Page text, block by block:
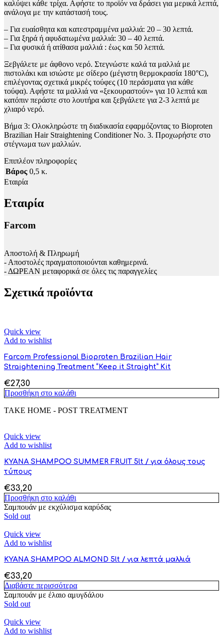
καλύψει κάθε τρίχα. Αφήστε το προϊόν να δράσει για μερικά λεπτά,
ανάλογα με την κατάστασή τους.
– Για ευαίσθητα και κατεστραμμένα μαλλιά: 20 – 30 λεπτά.
– Για ξηρά ή αφυδατωμένα μαλλιά: 30 – 40 λεπτά.
– Για φυσικά ή ατίθασα μαλλιά : έως και 50 λεπτά.
Ξεβγάλετε με άφθονο νερό. Στεγνώστε καλά τα μαλλιά με
πιστολάκι και ισιώστε με σίδερο (μέγιστη θερμοκρασία 180°C),
επιλέγοντας σχετικά μικρές τούφες (10 περάσματα για κάθε
τούφα). Αφήστε τα μαλλιά να «ξεκουραστούν» για 10 λεπτά και
κατόπιν περάστε στο λουτήρα και ξεβγάλετε για 2-3 λεπτά με
χλιαρό νερό.
Βήμα 3: Ολοκληρώστε τη διαδικασία εφαρμόζοντας το Bioproten
Brazilian Hair Straightening Conditioner No. 3. Προχωρήστε στο
στέγνωμα των μαλλιών.
Επιπλέον πληροφορίες
Βάρος 0,5 κ.
Εταιρία
Εταιρία
Farcom
Αποστολή & Πληρωμή
- Αποστολές πραγματοποιούνται καθημερινά.
- ΔΩΡΕΑΝ μεταφορικά σε όλες τις παραγγελίες
Σχετικά προϊόντα
Quick view
Add to wishlist
Farcom Professional Bioproten Brazilian Hair
Straightening Treatment “Keep it Straight” Kit
€27,30
Προσθήκη στο καλάθι
TAKE HOME - POST TREATMENT
Quick view
Add to wishlist
KYANA SHAMPOO SUMMER FRUIT 5lt / για όλους τους
τύπους
€33,20
Προσθήκη στο καλάθι
Σαμπουάν με εκχύλισμα καρύδας
Sold out
Quick view
Add to wishlist
KYANA SHAMPOO ALMOND 5lt / για λεπτά μαλλιά
€33,20
Διαβάστε περισσότερα
Σαμπουάν με έλαιο αμυγδάλου
Sold out
Quick view
Add to wishlist